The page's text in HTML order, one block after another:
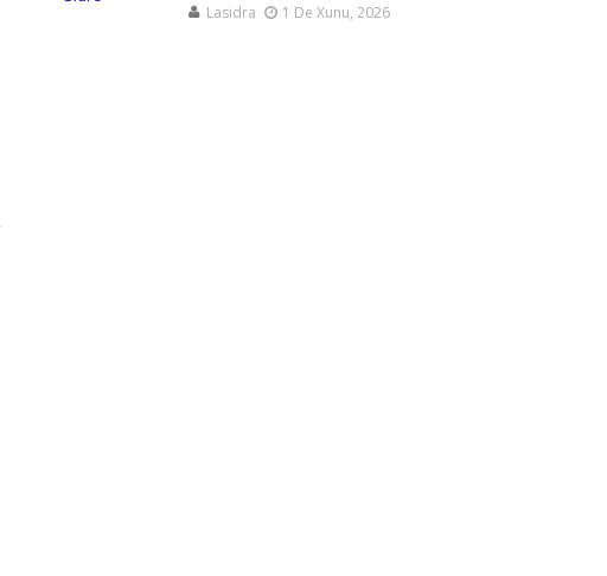
Lasidra 1 De Xunu, 2026